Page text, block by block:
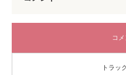
コ
トラッ